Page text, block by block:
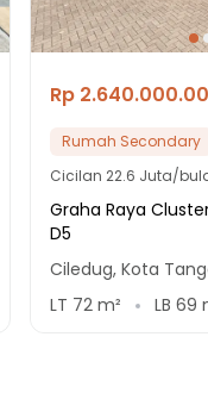
Rp
Rumah Secondary
Cicilan 22.6 Juta/
Graha Raya
D5
Ciledug, Kota
LT 72 m² LB69